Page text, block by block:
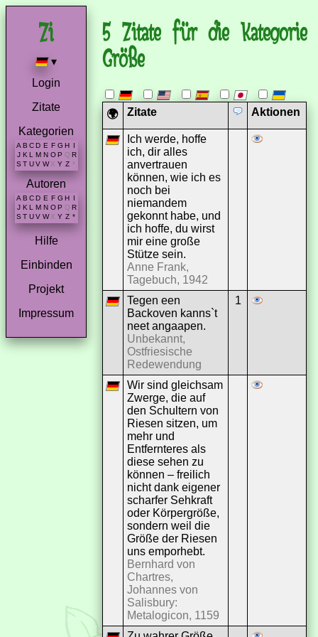
▾
Login
Zitate
Kategorien
A B C D E F G H I
J K L M N O P Q R
S T U V W X Y Z *
Autoren
A B C D E F G H
J K L M N O P Q R
S T U V W X Y Z *
Hilfe
Einbinden
Projekt
Impressum
5 Zitate für die Kategorie
Größe
🌍 Zitate Aktionen
Ich werde, hoffe
ich, dir alles
anvertrauen
können, wie ich es
noch bei
niemandem
gekonnt habe, und
ich hoffe, du wirst
mir eine große
Stütze sein.
Anne Frank,
Tagebuch, 1942
Tegen een
Backoven kanns`t
neet angaapen.
Unbekannt,
Ostfriesische
Redewendung
1
Wir sind gleichsam
Zwerge, die auf
den Schultern von
Riesen sitzen, um
mehr und
Entfernteres als
diese sehen zu
können – freilich
nicht dank eigener
scharfer Sehkraft
oder Körpergröße,
sondern weil die
Größe der Riesen
uns emporhebt.
Bernhard von
Chartres,
Johannes von
Salisbury:
Metalogicon, 1159